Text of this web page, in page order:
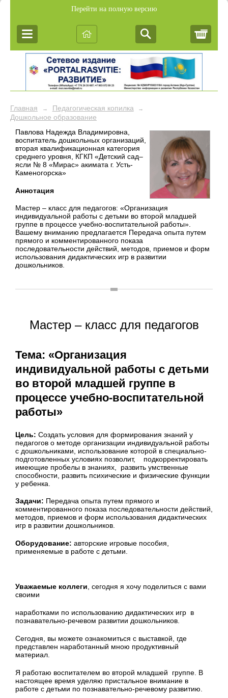
Перейти на полную версию
Главная → Педагогическая копилка →
Дошкольное образование
Павлова Надежда Владимировна,
воспитатель дошкольных организаций,
вторая квалификационная категория
среднего уровня, КГКП «Детский сад–
ясли № 8 «Мирас» акимата г. Усть-
Каменогорска»
Аннотация
Мастер – класс для педагогов: «Организация
индивидуальной работы с детьми во второй младшей
группе в процессе учебно-воспитательной работы».
Вашему вниманию предлагается Передача опыта путем
прямого и комментированного показа
последовательности действий, методов, приемов и форм
использования дидактических игр в развитии
дошкольников.
Мастер – класс для педагогов
Тема: «Организация
индивидуальной работы с детьми
во второй младшей группе в
процессе учебно-воспитательной
работы»
Цель: Создать условия для формирования знаний у
педагогов о методе организации индивидуальной работы
с дошкольниками, использование которой в специально-
подготовленных условиях позволит, подкорректировать
имеющие пробелы в знаниях, развить умственные
способности, развить психические и физические функции
у ребенка.
Задачи: Передача опыта путем прямого и
комментированного показа последовательности действий,
методов, приемов и форм использования дидактических
игр в развитии дошкольников.
Оборудование: авторские игровые пособия,
применяемые в работе с детьми.
Уважаемые коллеги, сегодня я хочу поделиться с вами
своими
наработками по использованию дидактических игр в
познавательно-речевом развитии дошкольников.
Сегодня, вы можете ознакомиться с выставкой, где
представлен наработанный мною продуктивный
материал.
Я работаю воспитателем во второй младшей группе. В
настоящее время уделяю пристальное внимание в
работе с детьми по познавательно-речевому развитию.